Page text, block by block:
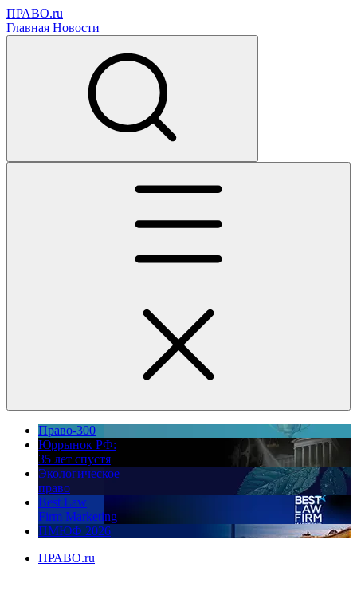
ПРАВО.ru
Главная Новости
Право-300
Юррынок РФ:
35 лет спустя
Экологическое
право
Best Law
Firm Marketing
ПМЮФ 2026
ПРАВО.ru